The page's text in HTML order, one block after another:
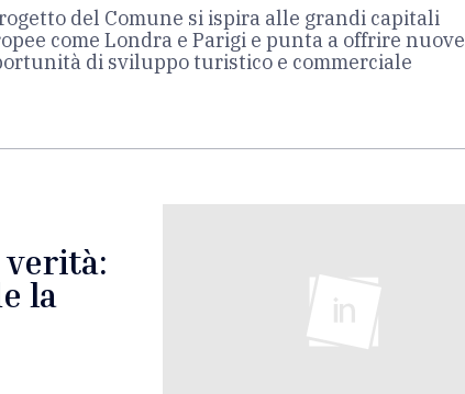
del Comune si ispira alle grandi capitali
come Londra e Parigi e punta a offrire nuove
di sviluppo turistico e commerciale
verità:
la